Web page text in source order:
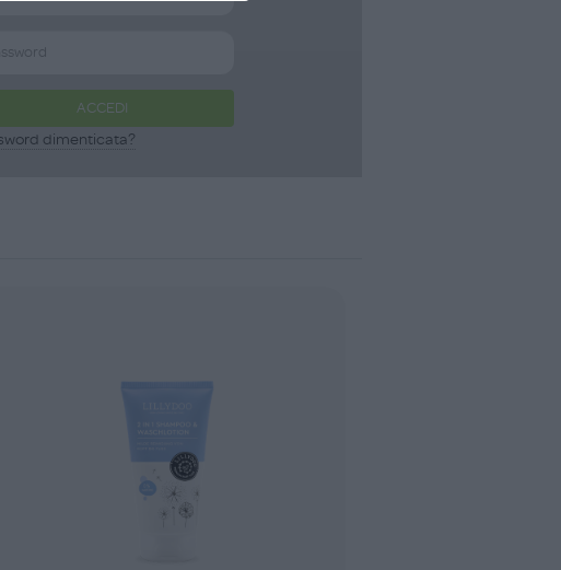
ACCEDI
dimenticata?